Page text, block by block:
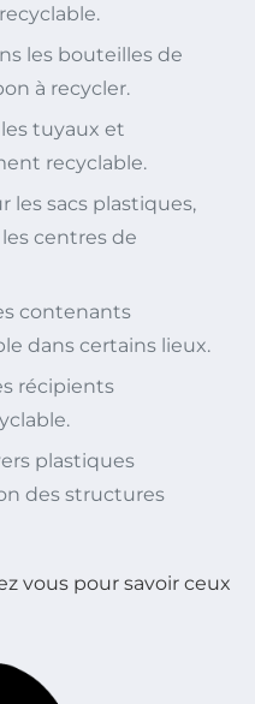
les bouteilles de
à recycler.
tuyaux et
recyclable.
les sacs plastiques,
centres de
contenants
dans certains lieux.
récipients
plastiques
des structures
vous pour savoir ceux